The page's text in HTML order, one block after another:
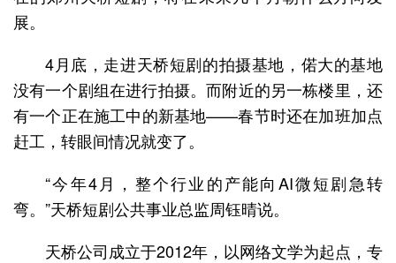
展。
4月底，走进天桥短剧的拍摄基地，偌大的基地
没有一个剧组在进行拍摄。而附近的另一栋楼里，还
有一个正在施工中的新基地——春节时还在加班加点
赶工，转眼间情况就变了。
“今年4月，整个行业的产能向AI微短剧急转
弯。”天桥短剧公共事业总监周钰晴说。
天桥公司成立于2012年，以网络文学为起点，专